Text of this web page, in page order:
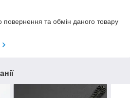
та обмін даного товару